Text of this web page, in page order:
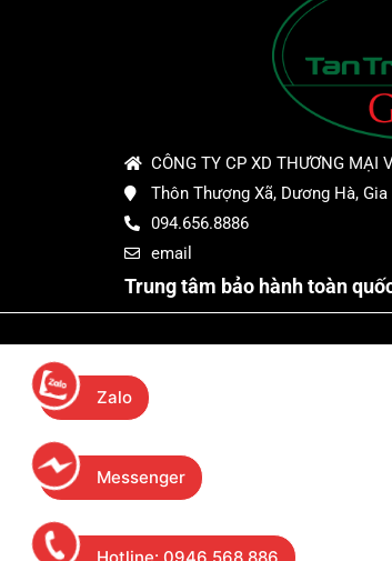
CÔNG TY CP XD THƯƠNG MẠI
Thôn Thượng Xã, Dương Hà,
094.656.8886
email
Trung tâm bảo hành toàn
Zalo
Messenger